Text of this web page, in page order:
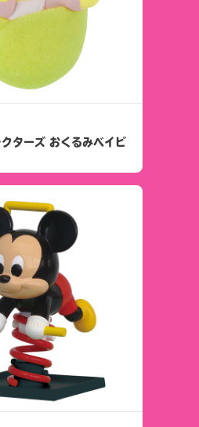
ターズ おくるみベイビ